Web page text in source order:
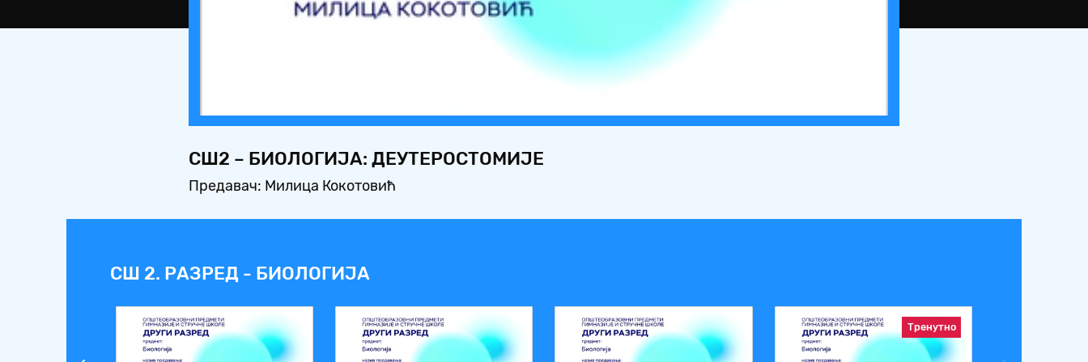
СШ2 – БИОЛОГИЈА: ДЕУТЕРОСТОМИЈЕ
Предавач: Милица Кокотовић
СШ 2. РАЗРЕД - БИОЛОГИЈА
Тренутно